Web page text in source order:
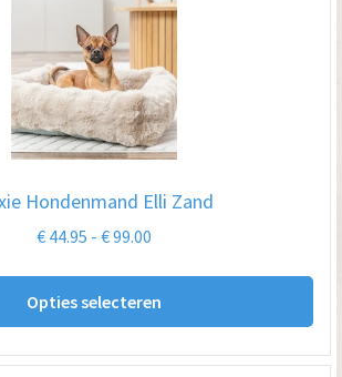
Hondenmand Elli Zand
€ 44.95 - €99.00
€ 99.00
Opties selecteren
Dit